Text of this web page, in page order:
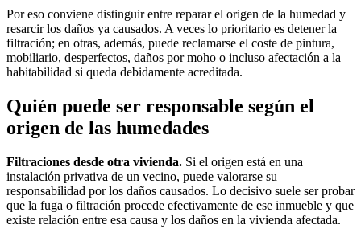
Por eso conviene distinguir entre reparar el origen de la humedad y
resarcir los daños ya causados. A veces lo prioritario es detener la
filtración; en otras, además, puede reclamarse el coste de pintura,
mobiliario, desperfectos, daños por moho o incluso afectación a la
habitabilidad si queda debidamente acreditada.
Quién puede ser responsable según el
origen de las humedades
Filtraciones desde otra vivienda. Si el origen está en una
instalación privativa de un vecino, puede valorarse su
responsabilidad por los daños causados. Lo decisivo suele ser probar
que la fuga o filtración procede efectivamente de ese inmueble y que
existe relación entre esa causa y los daños en la vivienda afectada.